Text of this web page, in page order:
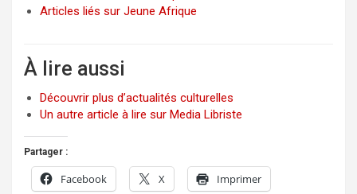
Articles liés sur Jeune Afrique
À lire aussi
Découvrir plus d’actualités culturelles
Un autre article à lire sur Media Libriste
Partager :
Facebook X Imprimer